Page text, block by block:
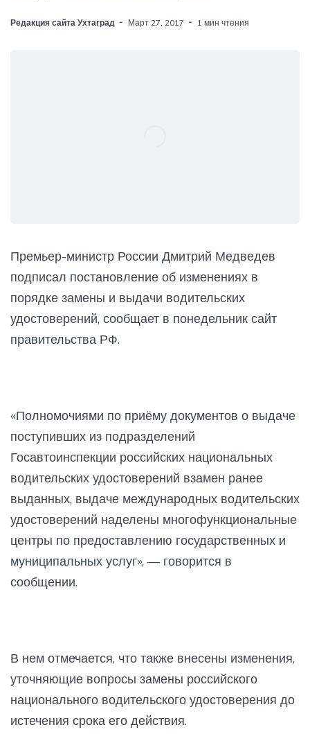
Редакция сайта Ухтаград Март 27, 2017 1 мин чтения
Премьер-министр России Дмитрий Медведев
подписал постановление об изменениях в
порядке замены и выдачи водительских
удостоверений, сообщает в понедельник сайт
правительства РФ.
«Полномочиями по приёму документов о выдаче
поступивших из подразделений
Госавтоинспекции российских национальных
водительских удостоверений взамен ранее
выданных, выдаче международных водительских
удостоверений наделены многофункциональные
центры по предоставлению государственных и
муниципальных услуг», — говорится в
сообщении.
В нем отмечается, что также внесены изменения,
уточняющие вопросы замены российского
национального водительского удостоверения до
истечения срока его действия.